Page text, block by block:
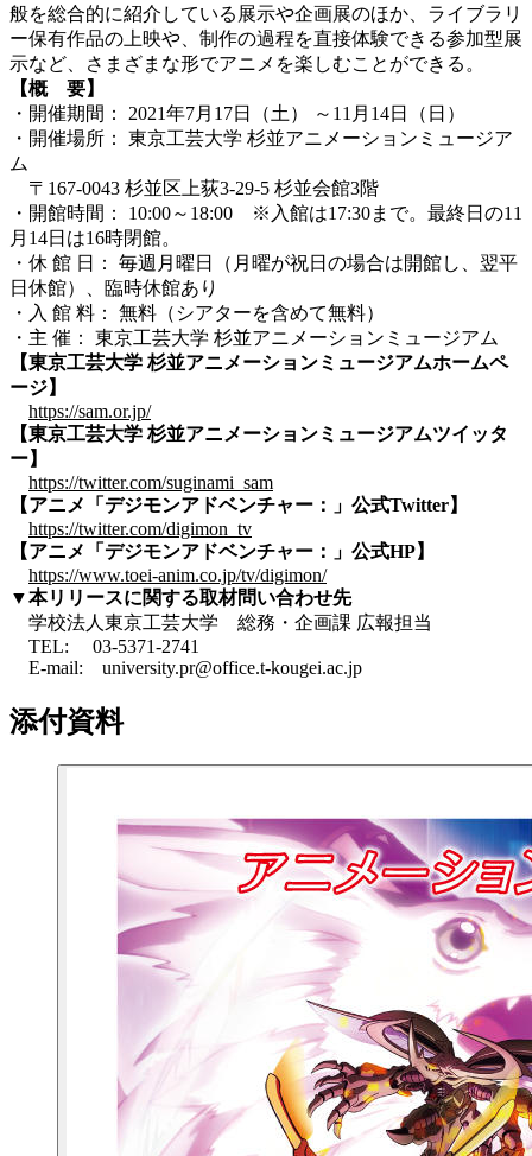
般を総合的に紹介している展示や企画展のほか、ライブラリ
ー保有作品の上映や、制作の過程を直接体験できる参加型展
示など、さまざまな形でアニメを楽しむことができる。
【概 要】
・開催期間： 2021年7月17日（土） ～11月14日（日）
・開催場所： 東京工芸大学 杉並アニメーションミュージア
ム
〒167-0043 杉並区上荻3-29-5 杉並会館3階
・開館時間： 10:00～18:00 ※入館は17:30まで。最終日の11
月14日は16時閉館。
・休 館 日： 毎週月曜日（月曜が祝日の場合は開館し、翌平
日休館）、臨時休館あり
・入 館 料： 無料（シアターを含めて無料）
・主 催： 東京工芸大学 杉並アニメーションミュージアム
【東京工芸大学 杉並アニメーションミュージアムホームペ
ージ】
https://sam.or.jp/
【東京工芸大学 杉並アニメーションミュージアムツイッタ
ー】
https://twitter.com/suginami_sam
【アニメ「デジモンアドベンチャー：」公式Twitter】
https://twitter.com/digimon_tv
【アニメ「デジモンアドベンチャー：」公式HP】
https://www.toei-anim.co.jp/tv/digimon/
▼本リリースに関する取材問い合わせ先
学校法人東京工芸大学 総務・企画課 広報担当
TEL: 03-5371-2741
E-mail: university.pr@office.t-kougei.ac.jp
添付資料